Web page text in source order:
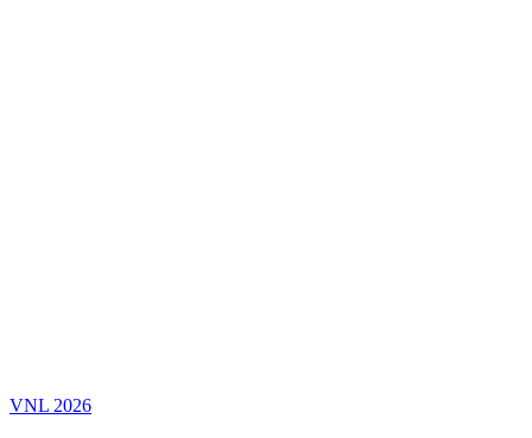
VNL 2026